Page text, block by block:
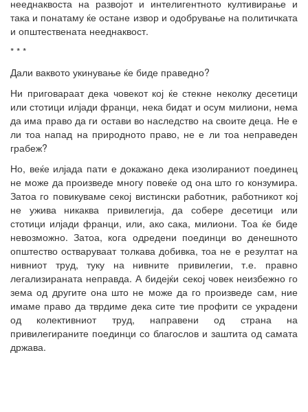
нееднаквоста на развојот и интелигентното култивирање и
така и понатаму ќе остане извор и одобрување на политичката
и општествената нееднаквост.
* * *
Дали ваквото укинување ќе биде праведно?
Ни приговараат дека човекот кој ќе стекне неколку десетици
или стотици илјади франци, нека бидат и осум милиони, нема
да има право да ги остави во наследство на своите деца. Не е
ли тоа напад на природното право, не е ли тоа неправеден
грабеж?
Но, веќе илјада пати е докажано дека изолираниот поединец
не може да произведе многу повеќе од она што го конзумира.
Затоа го повикуваме секој вистински работник, работникот кој
не ужива никаква привилегија, да собере десетици или
стотици илјади франци, или, ако сака, милиони. Тоа ќе биде
невозможно. Затоа, кога одредени поединци во денешното
општество остваруваат толкава добивка, тоа не е резултат на
нивниот труд, туку на нивните привилегии, т.е. правно
легализираната неправда. А бидејќи секој човек неизбежно го
зема од другите она што не може да го произведе сам, ние
имаме право да тврдиме дека сите тие профити се украдени
од колективниот труд, направени од страна на
привилегираните поединци со благослов и заштита од самата
држава.